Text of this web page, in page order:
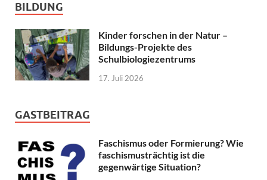
BILDUNG
Kinder forschen in der Natur –
Bildungs-Projekte des
Schulbiologiezentrums
17. Juli 2026
GASTBEITRAG
Faschismus oder Formierung? Wie
faschismusträchtig ist die
gegenwärtige Situation?